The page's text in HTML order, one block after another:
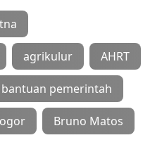
agrikulur AHRT
bantuan pemerintah
Bruno Matos